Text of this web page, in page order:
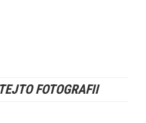
FOTOGRAFII